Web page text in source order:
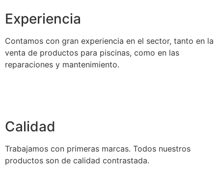
Experiencia
Contamos con gran experiencia en el sector, tanto en la
venta de productos para piscinas, como en las
reparaciones y mantenimiento.
Calidad
Trabajamos con primeras marcas. Todos nuestros
productos son de calidad contrastada.